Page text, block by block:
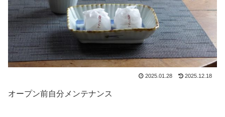
2025.01.28 2025.12.18
オープン前自分メンテナンス